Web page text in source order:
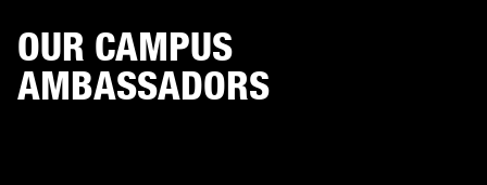
OUR CAMPUS
AMBASSADORS